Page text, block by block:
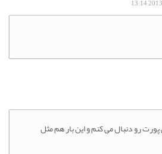
2013/
رو دنبال می کنم و این بار هم مثل